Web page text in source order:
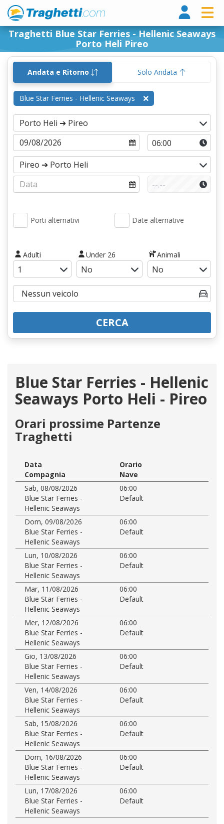
Traghetti Blue Star Ferries - Hellenic Seaways
Porto Heli Pireo
Andata e Ritorno Solo Andata
Blue Star Ferries - Hellenic Seaways
Porti alternativi Date alternative
Adulti Under 26 Animali
CERCA
Blue Star Ferries - Hellenic
Seaways Porto Heli - Pireo
Orari prossime Partenze
Traghetti
Data
Orario
Compagnia
Nave
Sab, 08/08/2026
06:00
Blue Star Ferries -
Hellenic Seaways
Default
Dom, 09/08/2026
06:00
Blue Star Ferries -
Hellenic Seaways
Default
Lun, 10/08/2026
06:00
Blue Star Ferries -
Hellenic Seaways
Default
Mar, 11/08/2026
06:00
Blue Star Ferries -
Hellenic Seaways
Default
Mer, 12/08/2026
06:00
Blue Star Ferries -
Hellenic Seaways
Default
Gio, 13/08/2026
06:00
Blue Star Ferries -
Hellenic Seaways
Default
Ven, 14/08/2026
06:00
Blue Star Ferries -
Hellenic Seaways
Default
Sab, 15/08/2026
06:00
Blue Star Ferries -
Hellenic Seaways
Default
Dom, 16/08/2026
06:00
Blue Star Ferries -
Hellenic Seaways
Default
Lun, 17/08/2026
06:00
Blue Star Ferries -
Hellenic Seaways
Default